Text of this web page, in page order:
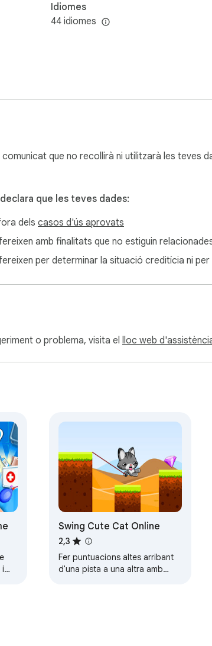
Idiomes
44 idiomes
que no recollirà ni utilitzarà les teves
que les teves dades:
dels casos d'ús aprovats
amb finalitats que no estiguin
per determinar la situació creditícia ni
o problema, visita el lloc web
i
Swing Cute Cat Online
2,3
Fer puntuacions altes arribant
d'una pista a una altra amb